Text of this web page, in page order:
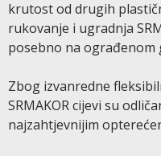
krutost od drugih
rukovanje i ugradnja
posebno na ograđenom
Zbog izvanredne
SRMAKOR cijevi su
najzahtjevnijim